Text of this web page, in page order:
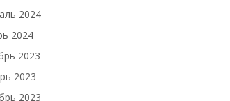
2024
2024
2023
2023
2023